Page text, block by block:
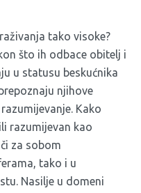
tako visoke?
što ih odbace obitelj i
u statusu beskućnika
njihove
Kako
razumijevan kao
za sobom
tako i u
Nasilje u domeni